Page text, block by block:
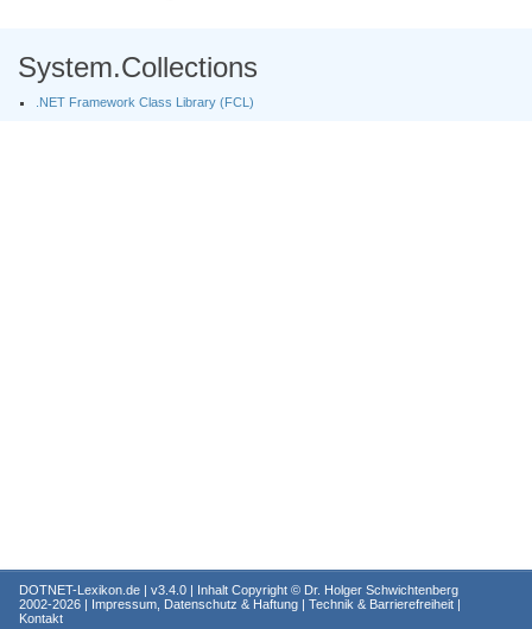
System.Collections
.NET Framework Class Library (FCL)
DOTNET-Lexikon.de | v3.4.0 | Inhalt Copyright © Dr. Holger Schwichtenberg
2002-2026 | Impressum, Datenschutz & Haftung | Technik & Barrierefreiheit |
Kontakt